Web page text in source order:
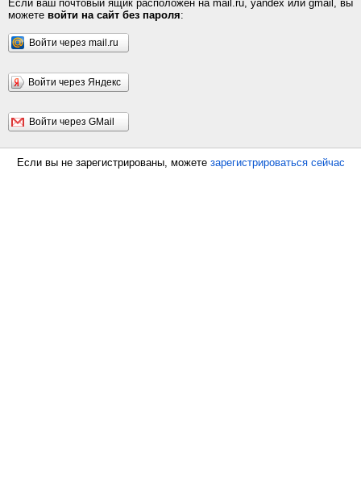
Если ваш почтовый ящик расположен на mail.ru, yandex или gmail, вы
можете войти на сайт без пароля:
Войти через mail.ru
Войти через Яндекс
Войти через GMail
Если вы не зарегистрированы, можете зарегистрироваться сейчас